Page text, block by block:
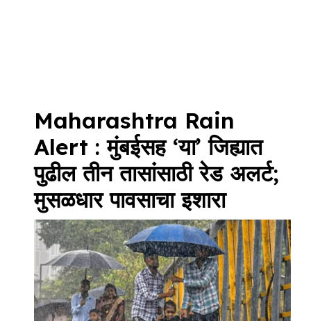
Maharashtra Rain
Alert : मुंबईसह ‘या’ जिह्यात
पुढील तीन तासांसाठी रेड अलर्ट;
मुसळधार पावसाचा इशारा